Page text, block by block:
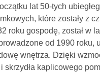
lat 50-tych
które zostały z
roku gospodę, został w
od 1990 roku,
wnętrza. Dzięki
skrzydła kaplicowego